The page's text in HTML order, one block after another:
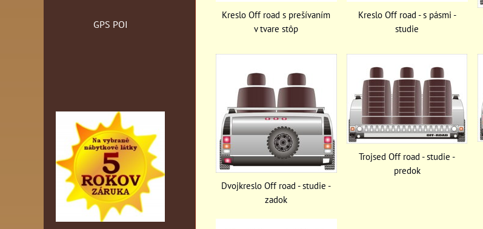
Kreslo Off road s prešívaním
v tvare stôp
Kreslo Off road - s pásmi -
studie
Dvojkreslo Off road - studie -
zadok
Trojsed Off road - studie -
predok
GPS POI